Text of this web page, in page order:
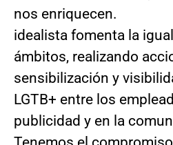
nos enriquecen.
idealista fomenta la
ámbitos, realizando
sensibilización y
LGTB+ entre los
publicidad y en la